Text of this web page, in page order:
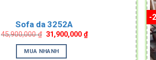
Không lưu trữ mùi hôi
Sofa da 3252A
45,900,000₫ Original
price
was:
45,900,000 ₫.
31,900,000₫Current
price
MUA NHANH
-